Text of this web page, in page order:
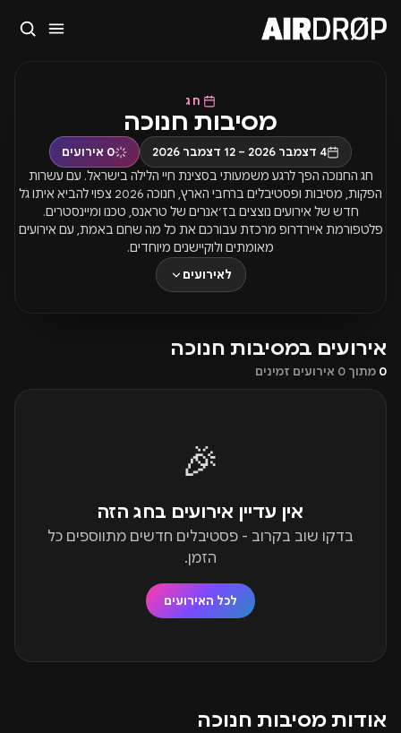
חג
מסיבות חנוכה
4 דצמבר 2026 – 12 דצמבר 2026 0 אירועים
חג החנוכה הפך לרגע משמעותי בסצינת חיי הלילה בישראל. עם עשרות
הפקות, מסיבות ופסטיבלים ברחבי הארץ, חנוכה 2026 צפוי להביא איתו גל
חדש של אירועים נוצצים בז’אנרים של טראנס, טכנו ומיינסטרים.
פלטפורמת איירדרופ מרכזת עבורכם את כל מה שחם באמת, עם אירועים
מאומתים ולוקיישנים מיוחדים.
לאירועים
אירועים במסיבות חנוכה
0 מתוך 0 אירועים זמינים
🎉
אין עדיין אירועים בחג הזה
בדקו שוב בקרוב - פסטיבלים חדשים מתווספים כל
הזמן.
לכל האירועים
אודות מסיבות חנוכה
סגור
מועדונים
טיפ: אפשר להקליד שם אומן, עיר, תאריך או שם חג.